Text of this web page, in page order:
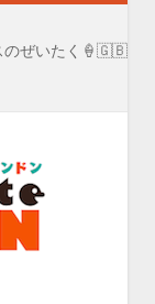
のぜいたく🍦🇬🇧